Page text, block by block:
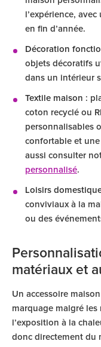
l’expérience,
en fin d’année.
Décoration
objets décoratifs
dans un intérieur
Textile maison :
coton recyclé ou
personnalisables
confortable et
aussi consulter
personnalisé.
Loisirs
conviviaux à la
ou des
matériaux et
Un accessoire
marquage malgré
l’exposition à la
donc directement du